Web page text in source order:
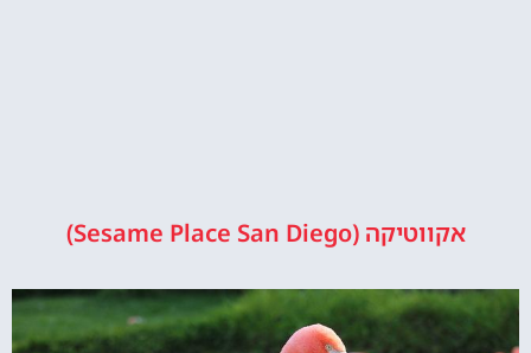
אקווטיקה (Sesame Place San Diego)